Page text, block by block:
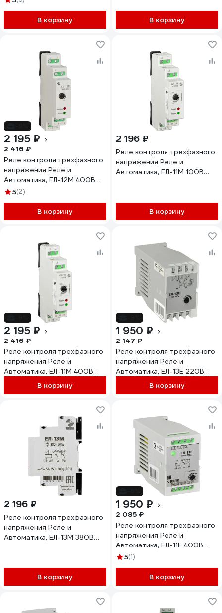
В корзину В корзину
2 195 ₽
2 416 ₽
Реле контроля трехфазного
напряжения Реле и
Автоматика, ЕЛ-12М 400В
50Гц A8222-80108721
5(2)
В корзину
2 196 ₽
Реле контроля трехфазного
напряжения Реле и
Автоматика, ЕЛ-11М 100В
В корзину
2 195 ₽
2 416 ₽
Реле контроля трехфазного
напряжения Реле и
Автоматика, ЕЛ-11М 400В
50Гц A8222-77135198
В корзину
1 950 ₽
2 147 ₽
Реле контроля трехфазного
напряжения Реле и
Автоматика, ЕЛ-13Е 220В
50Гц A8222-77135297
В корзину
2 196 ₽
Реле контроля трехфазного
напряжения Реле и
Автоматика, ЕЛ-13М 380В
В корзину
1 950 ₽
2 085 ₽
Реле контроля трехфазного
напряжения Реле и
Автоматика, ЕЛ-11Е 400В
50Гц A8222-77135143
5(1)
В корзину